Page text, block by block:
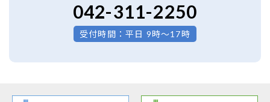
042-311-2250
受付時間：平日 9時～17時